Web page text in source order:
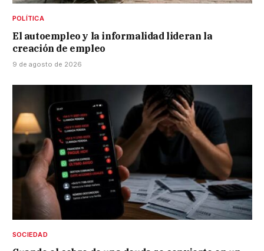
POLÍTICA
El autoempleo y la informalidad lideran la
creación de empleo
9 de agosto de 2026
SOCIEDAD